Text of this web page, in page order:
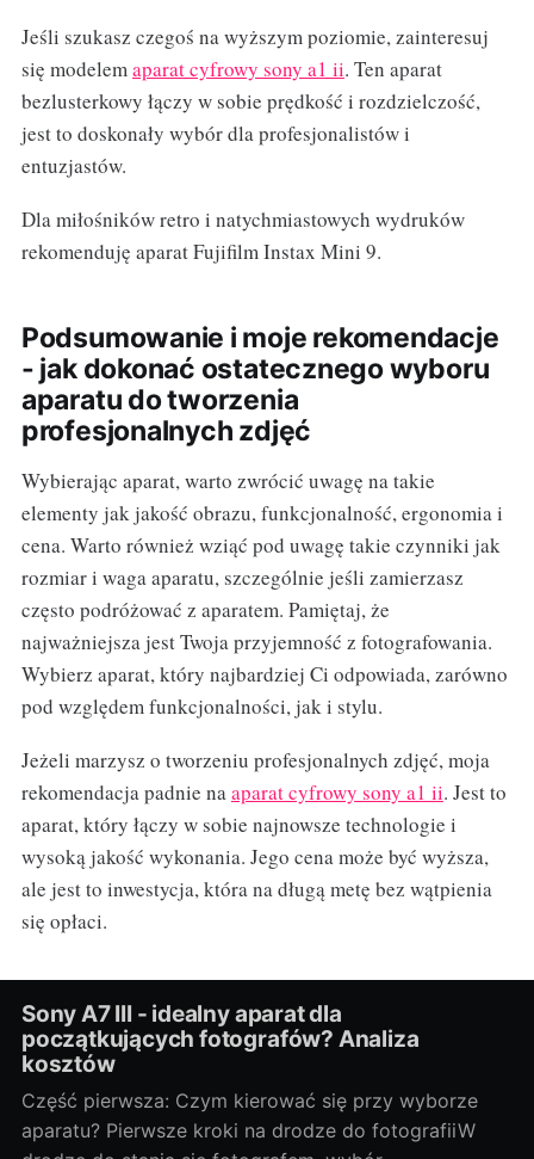
Jeśli szukasz czegoś na wyższym poziomie, zainteresuj
się modelemaparat cyfrowy sony a1 ii. Ten aparat
bezlusterkowy łączy w sobie prędkość i rozdzielczość,
jest to doskonały wybór dla profesjonalistów i
entuzjastów.
Dla miłośników retro i natychmiastowych wydruków
rekomenduję aparat Fujifilm Instax Mini 9.
Podsumowanie i moje rekomendacje
- jak dokonać ostatecznego wyboru
aparatu do tworzenia
profesjonalnych zdjęć
Wybierając aparat, warto zwrócić uwagę na takie
elementy jak jakość obrazu, funkcjonalność, ergonomia i
cena. Warto również wziąć pod uwagę takie czynniki jak
rozmiar i waga aparatu, szczególnie jeśli zamierzasz
często podróżować z aparatem. Pamiętaj, że
najważniejsza jest Twoja przyjemność z fotografowania.
Wybierz aparat, który najbardziej Ci odpowiada, zarówno
pod względem funkcjonalności, jak i stylu.
Jeżeli marzysz o tworzeniu profesjonalnych zdjęć, moja
rekomendacja padnie naaparat cyfrowy sony a1 ii. Jest to
aparat, który łączy w sobie najnowsze technologie i
wysoką jakość wykonania. Jego cena może być wyższa,
ale jest to inwestycja, która na długą metę bez wątpienia
się opłaci.
Sony A7 III - idealny aparat dla
początkujących fotografów? Analiza
kosztów
Część pierwsza: Czym kierować się przy wyborze
aparatu? Pierwsze kroki na drodze do fotografiiW